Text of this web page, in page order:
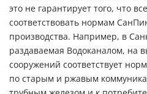
это не гарантирует того, что
соответствовать нормам
производства. Например, в
раздаваемая Водоканалом, на
сооружений соответствует
по старым и ржавым